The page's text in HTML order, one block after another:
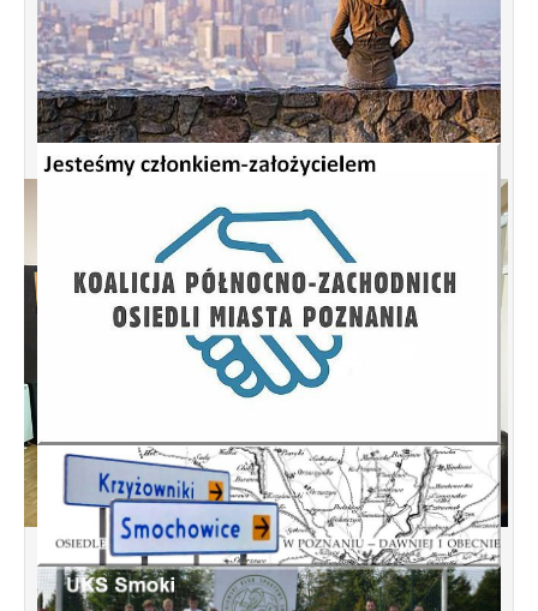
Spotkanie informacyjne w sprawie
budowy ulic Łebska, Łagowska,
Kociewska, Żukowska